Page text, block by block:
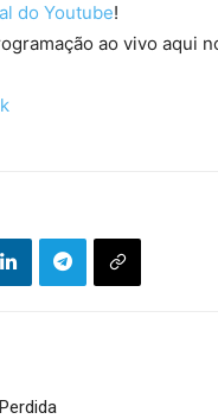
do Youtube!
ao vivo aqui